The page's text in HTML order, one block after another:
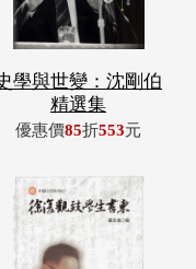
學與世變：沈剛伯
精選集
優惠價85折553元